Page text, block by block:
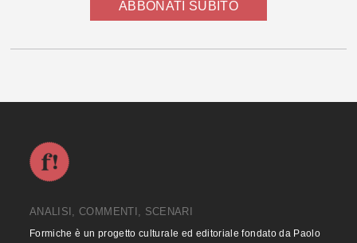
ABBONATI SUBITO
ANALISI, COMMENTI, SCENARI
Formiche è un progetto culturale ed editoriale fondato da Paolo